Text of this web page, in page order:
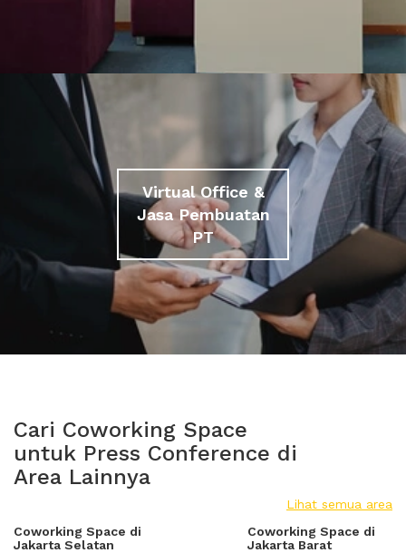
Virtual Office &
Jasa Pembuatan
PT
Cari Coworking Space
untuk Press Conference di
Area Lainnya
Lihat semua area
Coworking Space di
Jakarta Selatan
Coworking Space di
Jakarta Barat